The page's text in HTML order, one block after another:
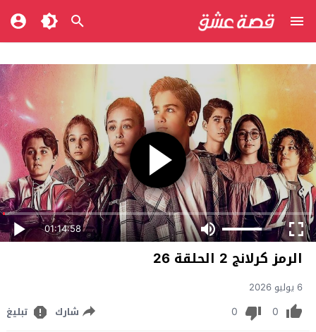
01:14:58
الرمز كرلانج 2 الحلقة 26
6 يوليو 2026
0
0 شارك تبليغ